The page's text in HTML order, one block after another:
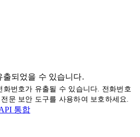
되었을 수 있습니다.
번호가 유출될 수 있습니다. 전화번호
문 보안 도구를 사용하여 보호하세요.
통합